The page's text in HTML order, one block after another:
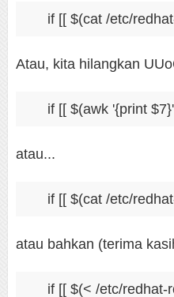
Atau, kita hilangkan
atau...
atau bahkan (terima